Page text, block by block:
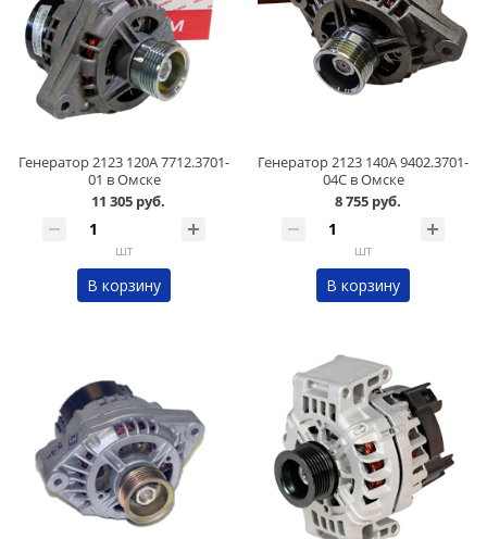
Генератор 2123 120А 7712.3701-
01 в Омске
11 305 руб.
шт
В корзину
Генератор 2123 140А 9402.3701-
04C в Омске
8 755 руб.
шт
В корзину